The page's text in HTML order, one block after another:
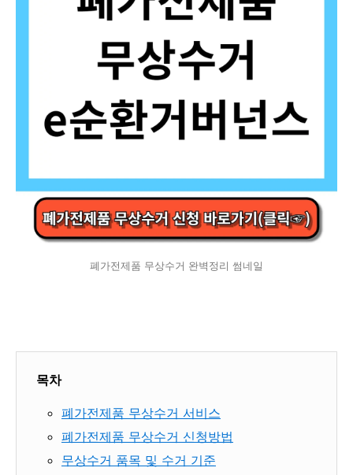
폐가전제품 무상수거 완벽정리 썸네일
목차
폐가전제품 무상수거 서비스
폐가전제품 무상수거 신청방법
무상수거 품목 및 수거 기준